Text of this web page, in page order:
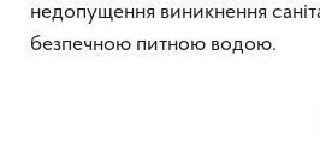
недопущення виникнення
безпечною питною водою.